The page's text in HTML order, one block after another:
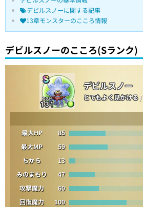
デビルスノーに関する記事
13章モンスターのこころ情報
デビルスノーのこころ(Sランク)
デビルスノー
とてもよく見かける/
最大HP
85
最大MP
59
ちから
13
みのまもり
47
攻撃魔力
60
回復魔力
100